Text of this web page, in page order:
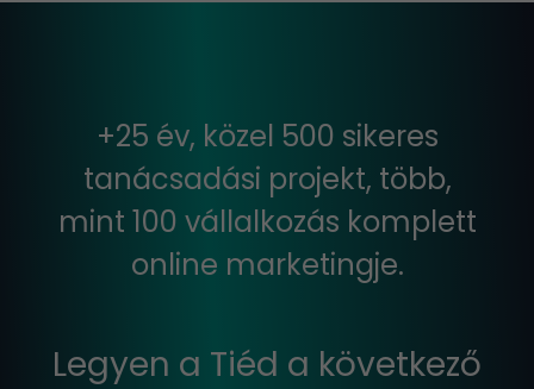
+25 év, közel 500 sikeres
tanácsadási projekt, több,
mint 100 vállalkozás komplett
online marketingje.
Legyen a Tiéd a következő